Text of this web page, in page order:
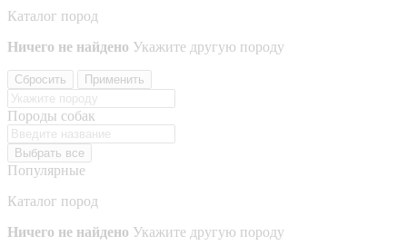
Каталог пород
Ничего не найдено Укажите другую породу
Сбросить Применить
Породы собак
Выбрать все
Популярные
Каталог пород
Ничего не найдено Укажите другую породу